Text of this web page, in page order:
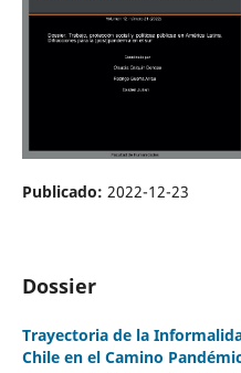
Publicado: 2022-12-23
Dossier
Trayectoria de la
Chile en el Camino